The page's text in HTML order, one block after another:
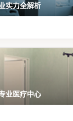
实力全解析
业医疗中心